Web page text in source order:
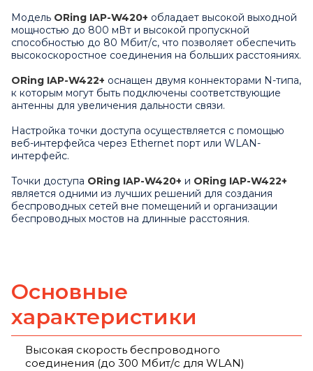
Модель ORing IAP-W420+ обладает высокой выходной
мощностью до 800 мВт и высокой пропускной
способностью до 80 Мбит/с, что позволяет обеспечить
высокоскоростное соединения на больших расстояниях.
ORing IAP-W422+ оснащен двумя коннекторами N-типа,
к которым могут быть подключены соответствующие
антенны для увеличения дальности связи.
Настройка точки доступа осуществляется с помощью
веб-интерфейса через Ethernet порт или WLAN-
интерфейс.
Точки доступа ORing IAP-W420+ и ORing IAP-W422+
является одними из лучших решений для создания
беспроводных сетей вне помещений и организации
беспроводных мостов на длинные расстояния.
Основные
характеристики
Высокая скорость беспроводного
соединения (до 300 Мбит/с для WLAN)